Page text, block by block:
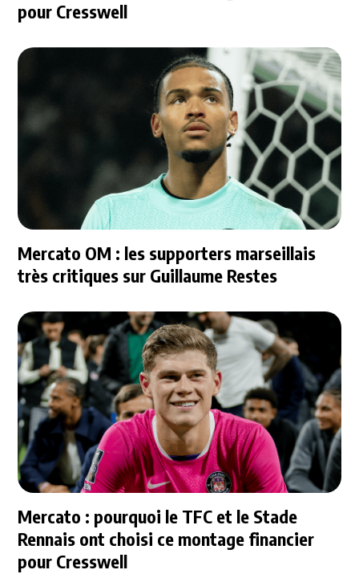
pour Cresswell
Mercato OM : les supporters marseillais
très critiques sur Guillaume Restes
Mercato : pourquoi le TFC et le Stade
Rennais ont choisi ce montage financier
pour Cresswell